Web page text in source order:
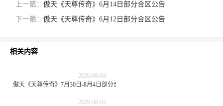
上一篇：傲天《天尊传奇》6月14日部分合区公告
下一篇：傲天《天尊传奇》6月12日部分合区公告
相关内容
2026-08-04
傲天《天尊传奇》7月30日-8月4日部分合区发布
2026-08-03